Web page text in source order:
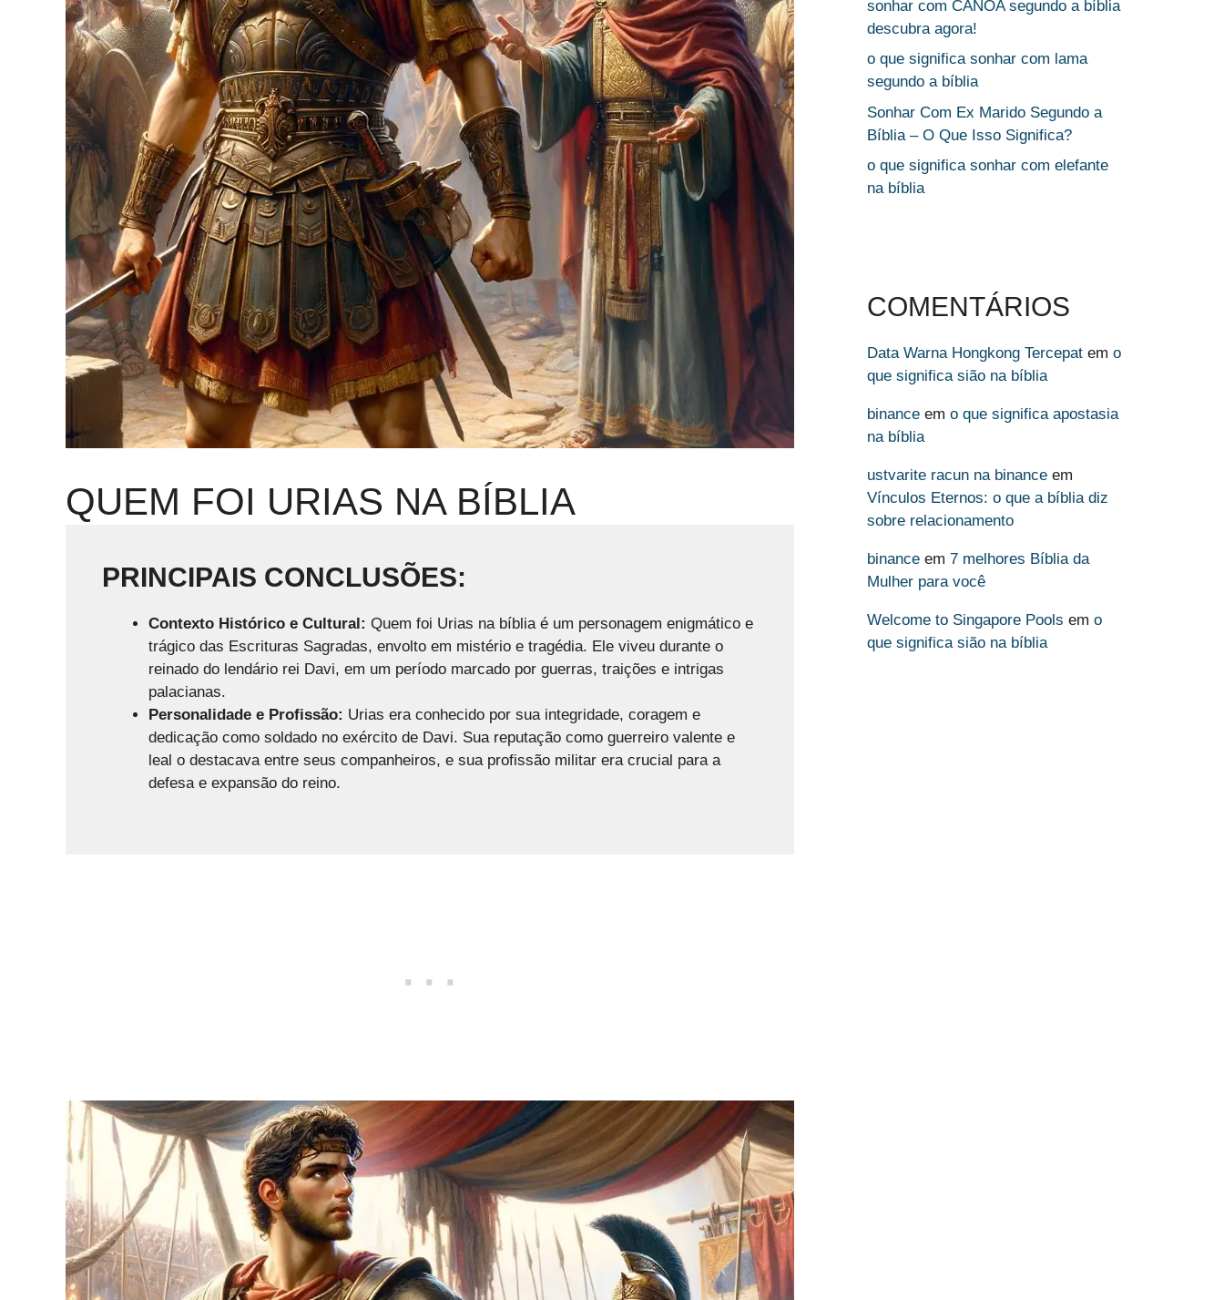
QUEM FOI URIAS NA BÍBLIA
PRINCIPAIS CONCLUSÕES:
Contexto Histórico e Cultural: Quem foi Urias na bíblia é um personagem enigmático e
trágico das Escrituras Sagradas, envolto em mistério e tragédia. Ele viveu durante o
reinado do lendário rei Davi, em um período marcado por guerras, traições e intrigas
palacianas.
Personalidade e Profissão: Urias era conhecido por sua integridade, coragem e
dedicação como soldado no exército de Davi. Sua reputação como guerreiro valente e
leal o destacava entre seus companheiros, e sua profissão militar era crucial para a
defesa e expansão do reino.
sonhar com CANOA segundo a bíblia
descubra agora!
o que significa sonhar com lama
segundo a bíblia
Sonhar Com Ex Marido Segundo a
Bíblia – O Que Isso Significa?
o que significa sonhar com elefante
na bíblia
COMENTÁRIOS
Data Warna Hongkong Tercepat em o
que significa sião na bíblia
binance em o que significa apostasia
na bíblia
ustvarite racun na binance em
Vínculos Eternos: o que a bíblia diz
sobre relacionamento
binance em 7 melhores Bíblia da
Mulher para você
Welcome to Singapore Pools em o
que significa sião na bíblia